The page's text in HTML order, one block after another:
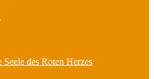
des Roten Herzes